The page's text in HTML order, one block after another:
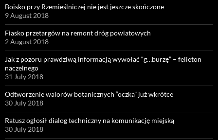
Boisko przy Rzemieślniczej nie jest jeszcze skończone
9 August 2018
Fiasko przetargów na remont dróg powiatowych
2 August 2018
Jak z pozoru prawdziwą informacją wywołać “g…burzę” – felieton
naczelnego
31 July 2018
Odtworzenie walorów botanicznych “oczka” już wkrótce
30 July 2018
Ratusz ogłosił dialog techniczny na komunikację miejską
30 July 2018